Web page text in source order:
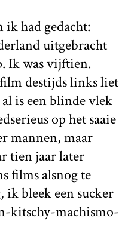
had gedacht:
uitgebracht
Ik was vijftien.
destijds links liet
is een blinde vlek
op het saaie
mannen, maar
tien jaar later
films alsnog te
ik bleek een sucker
kitschy-machismo-